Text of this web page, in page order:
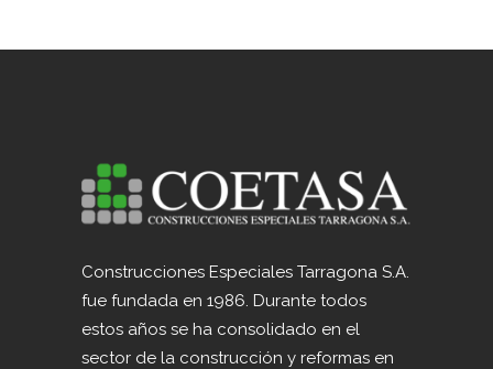
Construcciones Especiales Tarragona S.A.
fue fundada en 1986. Durante todos
estos años se ha consolidado en el
sector de la construcción y reformas en